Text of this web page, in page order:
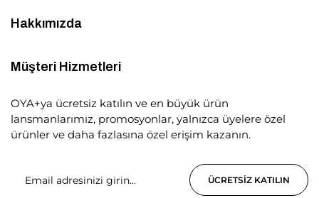
Hakkımızda
Müşteri Hizmetleri
OYA+ya ücretsiz katılın ve en büyük ürün
lansmanlarımız, promosyonlar, yalnızca üyelere özel
ürünler ve daha fazlasına özel erişim kazanın.
ÜCRETSIZ KATILIN